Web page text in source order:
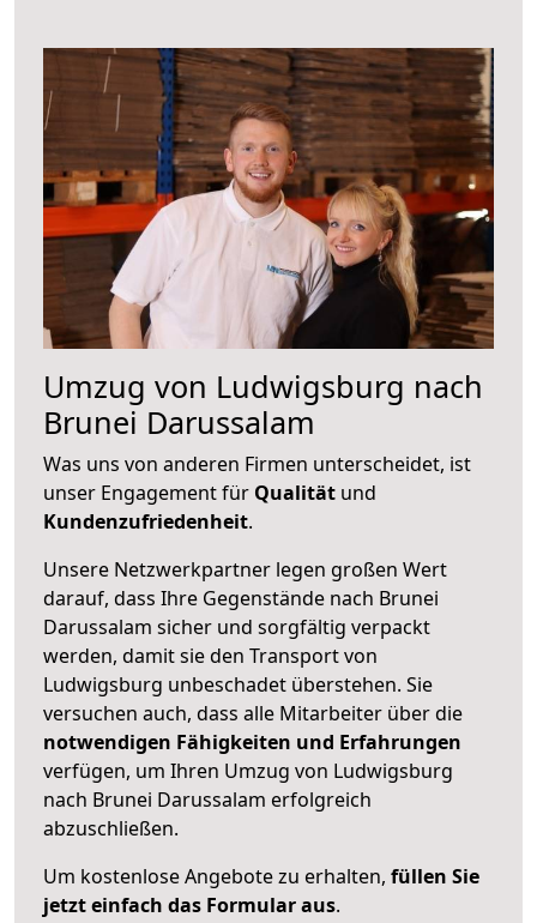
Umzug von Ludwigsburg nach
Brunei Darussalam
Was uns von anderen Firmen unterscheidet, ist
unser Engagement für Qualität und
Kundenzufriedenheit.
Unsere Netzwerkpartner legen großen Wert
darauf, dass Ihre Gegenstände nach Brunei
Darussalam sicher und sorgfältig verpackt
werden, damit sie den Transport von
Ludwigsburg unbeschadet überstehen. Sie
versuchen auch, dass alle Mitarbeiter über die
notwendigen Fähigkeiten und Erfahrungen
verfügen, um Ihren Umzug von Ludwigsburg
nach Brunei Darussalam erfolgreich
abzuschließen.
Um kostenlose Angebote zu erhalten, füllen Sie
jetzt einfach das Formular aus.